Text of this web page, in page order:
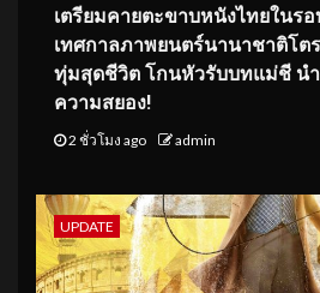
เตรียมคายตะขาบหนังไทยในร
เทศกาลภาพยนตร์นานาชาติโต
ทุ่มสุดชีวิต โกนหัวรับบทแม่ชี น
ความสยอง!
2 ชั่วโมง ago admin
UPDATE